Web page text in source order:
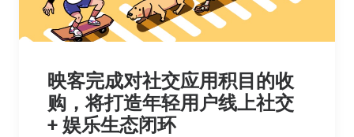
映客完成对社交应用积目的收
购，将打造年轻用户线上社交
+ 娱乐生态闭环